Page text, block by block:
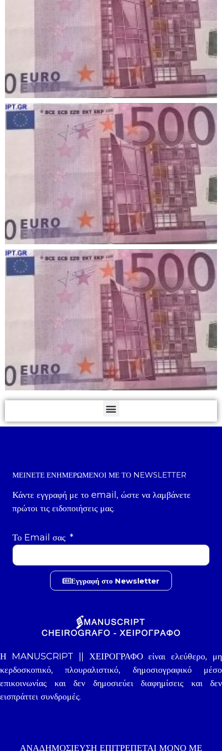
ΜΕΊΝΕΤΕ ΕΝΗΜΕΡΩΜΈΝΟΙ ΜΕ ΤΟ NEWSLETTER
Κάντε εγγραφή με το email, ώστε να λαμβάνετε
πρώτοι τις ειδοποιήσεις μας.
Το Email σας
Εγγραφή στο Newsletter
Η MANUSCRIPT || ΧΕΙΡΟΓΡΑΦΟ είναι ελεύθερο, μη
κερδοσκοπικό, πλουραλιστικό, δημοσιογραφικό μέσο
επικοινωνίας και δεν δημοσιεύει διαφημίσεις και δεν
εισπράττει συνδρομές.
ΑΝΑΔΗΜΟΣΊΕΥΣΗ ΕΠΙΤΡΈΠΕΤΑΙ ΜΌΝΟ ΜΕ